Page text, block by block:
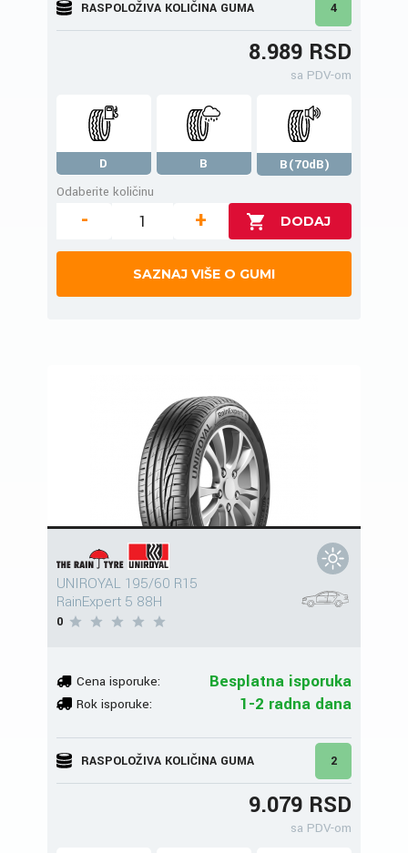
RASPOLOŽIVA KOLIČINA GUMA 4
8.989 RSD
sa PDV-om
D B
B(70dB)
Odaberite količinu
- +
SAZNAJ VIŠE O GUMI
UNIROYAL 195/60 R15
RainExpert 5 88H
0
Cena isporuke: Besplatna isporuka
Rok isporuke: 1-2 radna dana
RASPOLOŽIVA KOLIČINA GUMA 2
9.079 RSD
sa PDV-om